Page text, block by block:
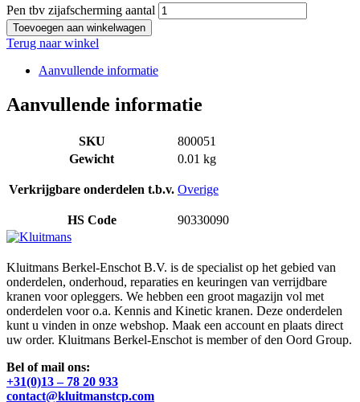
Pen tbv zijafscherming aantal
Toevoegen aan winkelwagen
Terug naar winkel
Aanvullende informatie
Aanvullende informatie
SKU
800051
Gewicht
0.01 kg
Verkrijgbare onderdelen t.b.v. Overige
HS Code 90330090
Kluitmans Berkel-Enschot B.V. is de specialist op het gebied van
onderdelen, onderhoud, reparaties en keuringen van verrijdbare
kranen voor opleggers. We hebben een groot magazijn vol met
onderdelen voor o.a. Kennis and Kinetic kranen. Deze onderdelen
kunt u vinden in onze webshop. Maak een account en plaats direct
uw order. Kluitmans Berkel-Enschot is member of den Oord Group.
Bel of mail ons:
+31(0)13 – 78 20 933
contact@kluitmanstcp.com